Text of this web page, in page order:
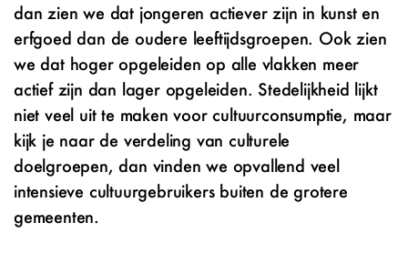
dan zien we dat jongeren actiever zijn in kunst en
erfgoed dan de oudere leeftijdsgroepen. Ook zien
we dat hoger opgeleiden op alle vlakken meer
actief zijn dan lager opgeleiden. Stedelijkheid lijkt
niet veel uit te maken voor cultuurconsumptie, maar
kijk je naar de verdeling van culturele
doelgroepen, dan vinden we opvallend veel
intensieve cultuurgebruikers buiten de grotere
gemeenten.